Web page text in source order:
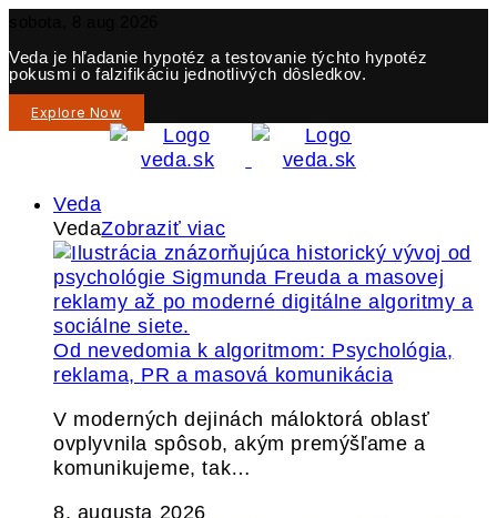
Veda je hľadanie hypotéz a testovanie týchto hypotéz
pokusmi o falzifikáciu jednotlivých dôsledkov.
Explore Now
Veda
VedaZobraziť viac
Od nevedomia k algoritmom: Psychológia,
reklama, PR a masová komunikácia
V moderných dejinách máloktorá oblasť
ovplyvnila spôsob, akým premýšľame a
komunikujeme, tak…
8. augusta 2026